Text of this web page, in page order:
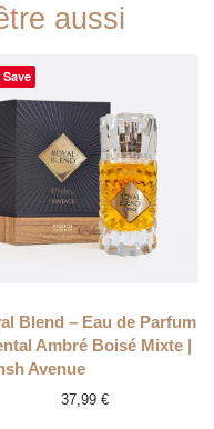
aussi
Save
Blend – Eau de Parfum
Ambré Boisé Mixte |
Avenue
37,99 €